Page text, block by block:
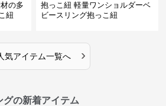
の多
紐
抱っこ紐 軽量ワンショルダーベ
ビースリング抱っこ紐
気アイテム一覧へ ›
グの新着アイテム